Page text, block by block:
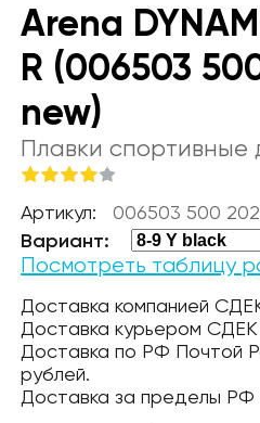
Arena
R (006503
new)
Плавки спортивные
Артикул: 006503 500
Вариант:
Посмотреть таблицу
Доставка компанией
Доставка курьером
Доставка по РФ Почтой
рублей.
Доставка за пределы РФ